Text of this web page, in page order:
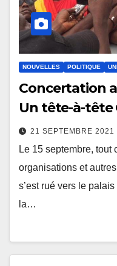
NOUVELLES POLITIQUE
Concertation
Un tête-à-tête
21 SEPTEMBRE 2021
Le 15 septembre, tout
organisations et
s’est rué vers le
la…